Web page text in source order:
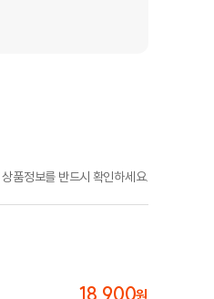
품정보를 반드시 확인하세요.
18,900원